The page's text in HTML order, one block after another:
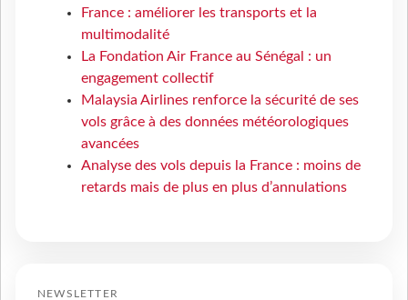
France : améliorer les transports et la
multimodalité
La Fondation Air France au Sénégal : un
engagement collectif
Malaysia Airlines renforce la sécurité de ses
vols grâce à des données météorologiques
avancées
Analyse des vols depuis la France : moins de
retards mais de plus en plus d’annulations
NEWSLETTER